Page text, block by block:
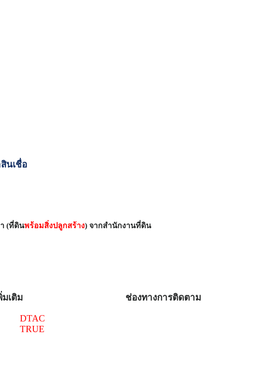
นเชื่อ
(ที่ดินพร้อมสิ่งปลูกสร้าง) จากสำนักงานที่ดิน
มเติม
DTAC
TRUE
ช่องทางการติดตาม